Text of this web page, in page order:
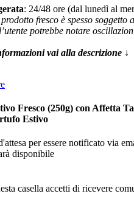
: 24/48 ore (dal lunedì al
fresco è spesso soggetto
potrebbe notare
vai alla descrizione ↓
Fresco (250g) con Affetta
Estivo
per essere notificato via
disponibile
casella accetti di ricevere